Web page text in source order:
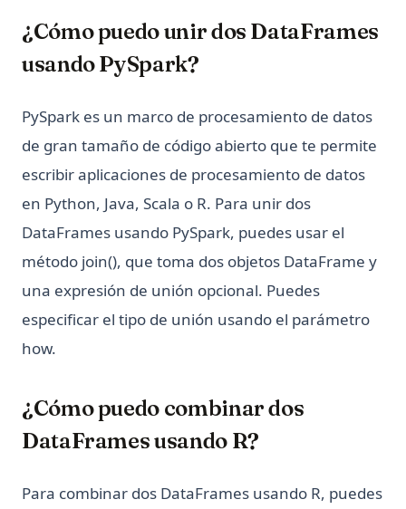
¿Cómo puedo unir dos DataFrames
usando PySpark?
PySpark es un marco de procesamiento de datos
de gran tamaño de código abierto que te permite
escribir aplicaciones de procesamiento de datos
en Python, Java, Scala o R. Para unir dos
DataFrames usando PySpark, puedes usar el
método join(), que toma dos objetos DataFrame y
una expresión de unión opcional. Puedes
especificar el tipo de unión usando el parámetro
how.
¿Cómo puedo combinar dos
DataFrames usando R?
Para combinar dos DataFrames usando R, puedes